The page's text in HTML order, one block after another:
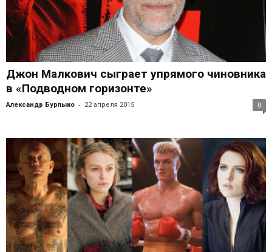
Джон Малкович сыграет упрямого чиновника
в «Подводном горизонте»
Александр Бурлыко - 22 апреля 2015 0